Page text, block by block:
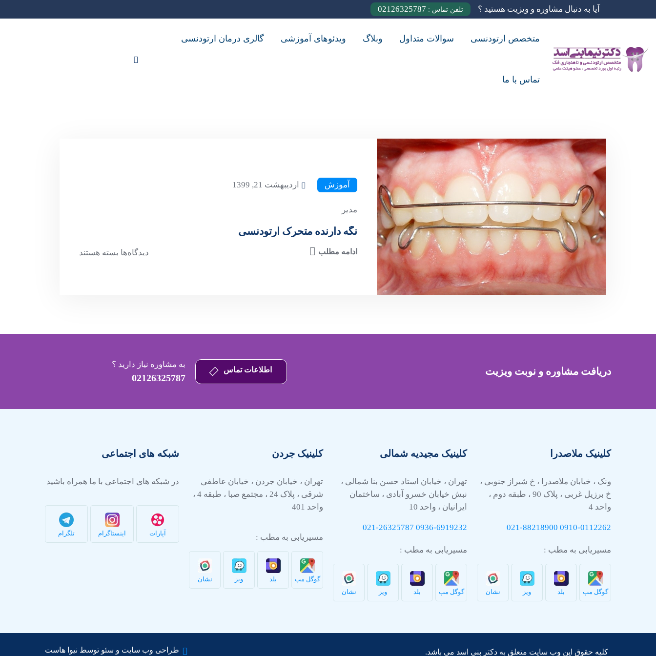
آیا به دنبال مشاوره و ویزیت هستید ؟ تلفن تماس : 02126325787
متخصص ارتودنسی سوالات متداول وبلاگ ویدئوهای آموزشی گالری درمان ارتودنسی
تماس با ما
آموزش اردیبهشت 21, 1399
مدیر
نگه دارنده متحرک ارتودنسی
ادامه مطلب دیدگاه‌ها بسته هستند
دریافت مشاوره و نوبت ویزیت اطلاعات تماس
به مشاوره نیاز دارید ؟
02126325787
کلینیک ملاصدرا
ونک ، خیابان ملاصدرا ، خ شیراز جنوبی ،
خ برزیل غربی ، پلاک 90 ، طبقه دوم ،
واحد 4
0910-0112262
021-88218900
مسیریابی به مطب :
گوگل مپ بلد ویز نشان
کلینیک مجیدیه شمالی
تهران ، خیابان استاد حسن بنا شمالی ،
نبش خیابان خسرو آبادی ، ساختمان
ایرانیان ، واحد 10
0936-6919232
021-26325787
مسیریابی به مطب :
گوگل مپ بلد ویز نشان
کلینیک جردن
تهران ، خیابان جردن ، خیابان عاطفی
شرقی ، پلاک 24 ، مجتمع صبا ، طبقه 4 ،
واحد 401
مسیریابی به مطب :
گوگل مپ بلد ویز نشان
شبکه های اجتماعی
در شبکه های اجتماعی با ما همراه باشید
آپارات اینستاگرام تلگرام
کلیه حقوق این وب سایت متعلق به دکتر بنی اسد می باشد. طراحی وب سایت و سئو توسط نیوا هاست